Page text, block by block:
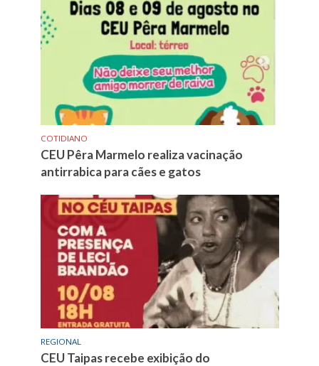
COTIDIANO
CEU Pêra Marmelo realiza vacinação
antirrabica para cães e gatos
REGIONAL
CEU Taipas recebe exibição do